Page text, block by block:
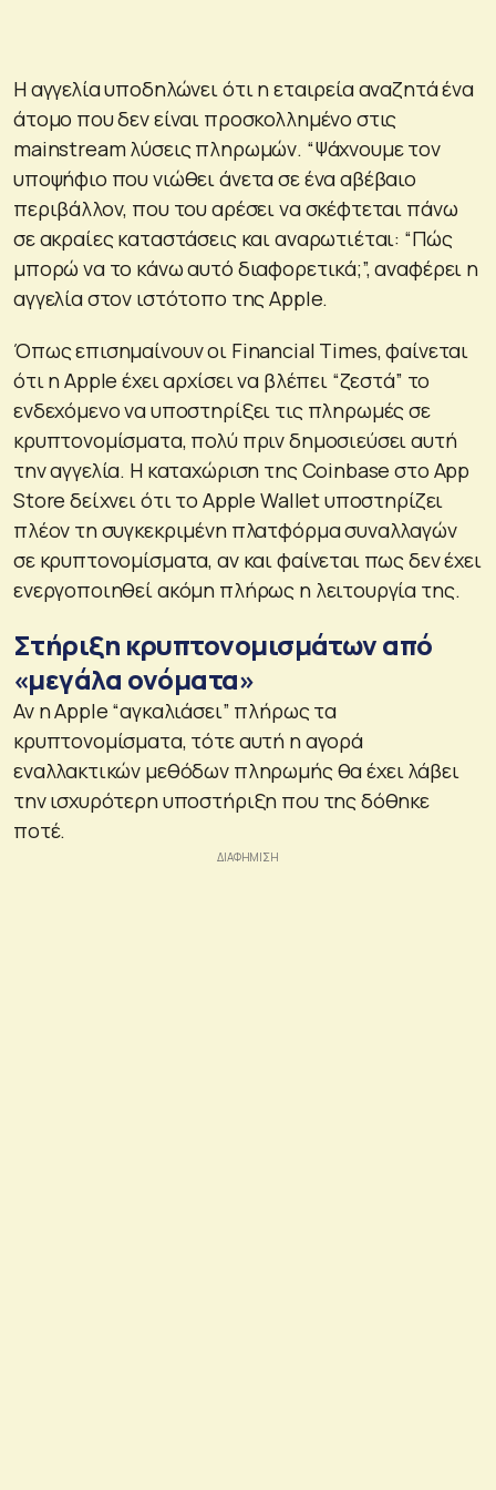
Η αγγελία υποδηλώνει ότι η εταιρεία αναζητά ένα
άτομο που δεν είναι προσκολλημένο στις
mainstream λύσεις πληρωμών. “Ψάχνουμε τον
υποψήφιο που νιώθει άνετα σε ένα αβέβαιο
περιβάλλον, που του αρέσει να σκέφτεται πάνω
σε ακραίες καταστάσεις και αναρωτιέται: “Πώς
μπορώ να το κάνω αυτό διαφορετικά;”, αναφέρει η
αγγελία στον ιστότοπο της Apple.
Όπως επισημαίνουν οι Financial Times, φαίνεται
ότι η Apple έχει αρχίσει να βλέπει “ζεστά” το
ενδεχόμενο να υποστηρίξει τις πληρωμές σε
κρυπτονομίσματα, πολύ πριν δημοσιεύσει αυτή
την αγγελία. Η καταχώριση της Coinbase στο App
Store δείχνει ότι το Apple Wallet υποστηρίζει
πλέον τη συγκεκριμένη πλατφόρμα συναλλαγών
σε κρυπτονομίσματα, αν και φαίνεται πως δεν έχει
ενεργοποιηθεί ακόμη πλήρως η λειτουργία της.
Στήριξη κρυπτονομισμάτων από
«μεγάλα ονόματα»
Αν η Apple “αγκαλιάσει” πλήρως τα
κρυπτονομίσματα, τότε αυτή η αγορά
εναλλακτικών μεθόδων πληρωμής θα έχει λάβει
την ισχυρότερη υποστήριξη που της δόθηκε
ποτέ.